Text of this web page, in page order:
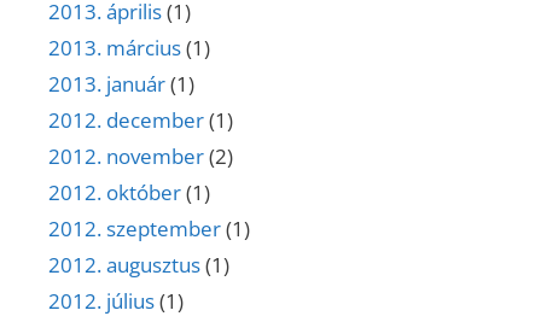
2013. április(1)
2013. március(1)
2013. január(1)
2012. december(1)
2012. november(2)
2012. október(1)
2012. szeptember(1)
2012. augusztus(1)
2012. július(1)